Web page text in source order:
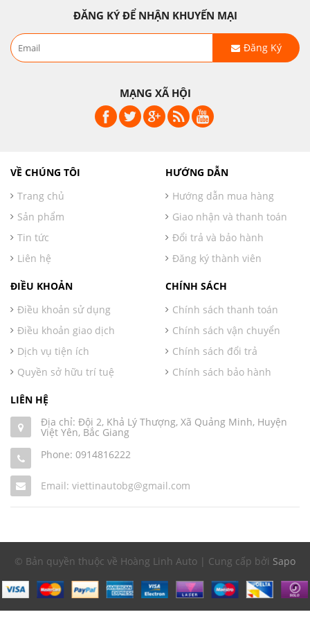
ĐĂNG KÝ ĐỂ NHẬN KHUYẾN MẠI
Đăng Ký
MẠNG XÃ HỘI
VỀ CHÚNG TÔI
Trang chủ
Sản phẩm
Tin tức
Liên hệ
HƯỚNG DẪN
Hướng dẫn mua hàng
Giao nhận và thanh toán
Đổi trả và bảo hành
Đăng ký thành viên
ĐIỀU KHOẢN
Điều khoản sử dụng
Điều khoản giao dịch
Dịch vụ tiện ích
Quyền sở hữu trí tuệ
CHÍNH SÁCH
Chính sách thanh toán
Chính sách vận chuyển
Chính sách đổi trả
Chính sách bảo hành
LIÊN HỆ
Địa chỉ: Đội 2, Khả Lý Thượng, Xã Quảng Minh, Huyện
Việt Yên, Bắc Giang
Phone: 0914816222
Email: viettinautobg@gmail.com
© Bản quyền thuộc về Hoàng Linh Auto | Cung cấp bởi Sapo